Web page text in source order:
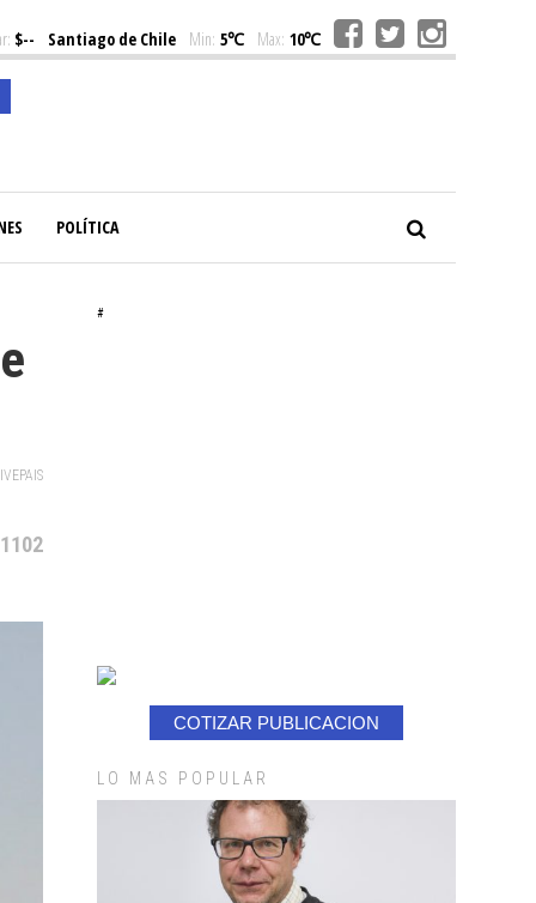
$-- Santiago de Chile Min: 5℃ Max: 10℃
POLÍTICA
#
COTIZAR PUBLICACION
LO MAS POPULAR